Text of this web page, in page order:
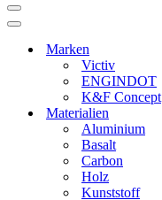
Navigationsmenü
Navigationsmenü
Marken
Victiv
ENGINDOT
K&F Concept
Materialien
Aluminium
Basalt
Carbon
Holz
Kunststoff